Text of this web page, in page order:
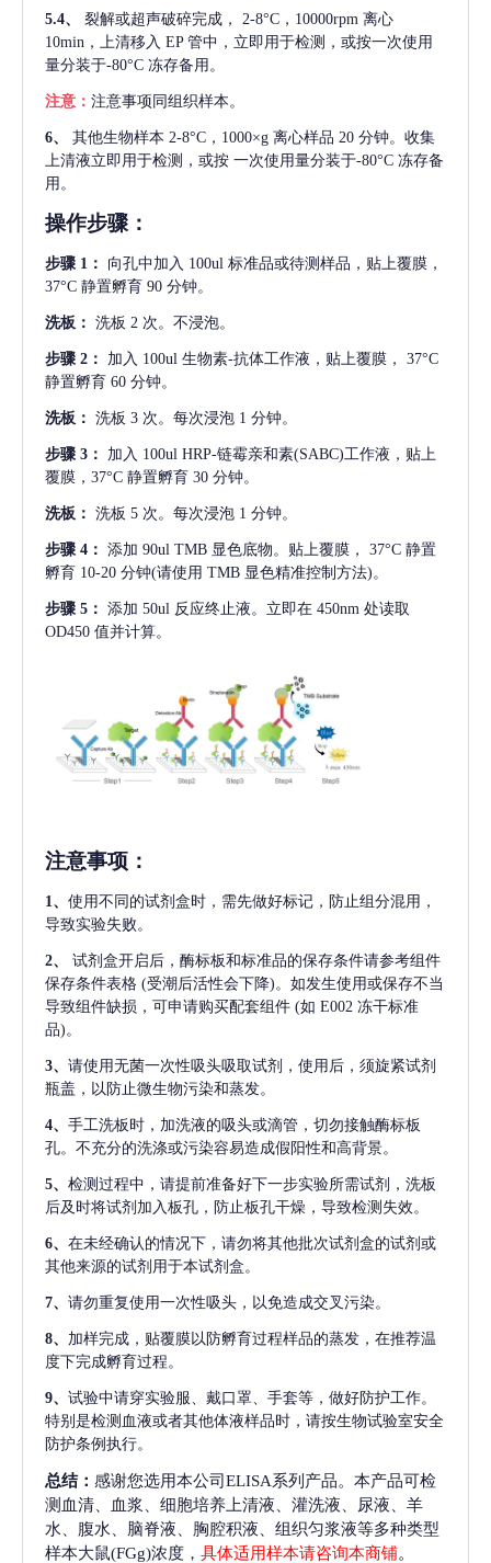
5.4、 裂解或超声破碎完成，
2-8°C，10000rpm 离心
10min，上清移入 EP 管中，立即用于检测，或按一次使用
量分装于-80°C 冻存备用。
注意： 注意事项同组织样本。
6、 其他生物样本 2-8°C，1000×g 离心样品 20 分钟。收集
上清液立即用于检测，或按 一次使用量分装于-80°C 冻存备
用。
操作步骤：
步骤 1： 向孔中加入 100ul 标准品或待测样品，贴上覆膜，
37°C 静置孵育 90 分钟。
洗板： 洗板 2 次。不浸泡。
步骤 2： 加入 100ul 生物素-抗体工作液，贴上覆膜， 37°C
静置孵育 60 分钟。
洗板： 洗板 3 次。每次浸泡 1 分钟。
步骤 3： 加入 100ul HRP-链霉亲和素(SABC)工作液，贴上
覆膜，37°C 静置孵育 30 分钟。
洗板： 洗板 5 次。每次浸泡 1 分钟。
步骤 4： 添加 90ul TMB 显色底物。贴上覆膜， 37°C 静置
孵育 10-20 分钟(请使用 TMB 显色精准控制方法)。
步骤 5： 添加 50ul 反应终止液。立即在 450nm 处读取
OD450 值并计算。
注意事项 ：
1、 使用不同的试剂盒时，需先做好标记，防止组分混用，
导致实验失败。
2、
试剂盒开启后，酶标板和标准品的保存条件请参考组件
保存条件表格 (受潮后活性会下降)。如发生使用或保存不当
导致组件缺损，可申请购买配套组件 (如 E002 冻干标准
品)。
3、 请使用无菌一次性吸头吸取试剂，使用后，须旋紧试剂
瓶盖，以防止微生物污染和蒸发。
4、 手工洗板时，加洗液的吸头或滴管，切勿接触酶标板
孔。不充分的洗涤或污染容易造成假阳性和高背景。
5、 检测过程中，请提前准备好下一步实验所需试剂，洗板
后及时将试剂加入板孔，防止板孔干燥，导致检测失效。
6、 在未经确认的情况下，请勿将其他批次试剂盒的试剂或
其他来源的试剂用于本试剂盒。
7、 请勿重复使用一次性吸头，以免造成交叉污染。
8、 加样完成，贴覆膜以防孵育过程样品的蒸发，在推荐温
度下完成孵育过程。
9、 试验中请穿实验服、戴口罩、手套等，做好防护工作。
特别是检测血液或者其他体液样品时，请按生物试验室安全
防护条例执行。
总结： 感谢您选用本公司ELISA系列产品。本产品可检
测血清、血浆、细胞培养上清液、灌洗液、尿液、羊
水、腹水、脑脊液、胸腔积液、组织匀浆液等多种类型
样本大鼠(FGg)浓度， 具体适用样本请咨询本商铺。